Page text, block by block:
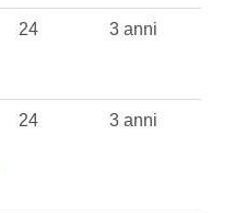
24 3 anni
24 3 anni